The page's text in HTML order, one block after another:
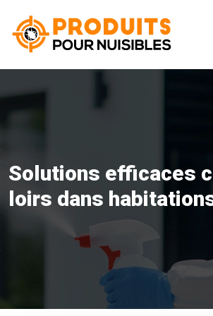
Solutions efficaces
loirs dans